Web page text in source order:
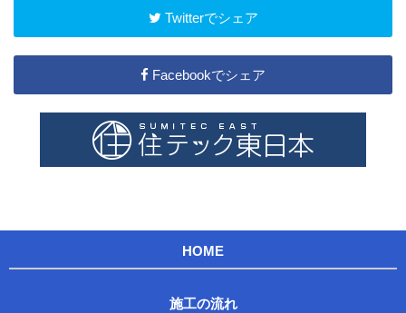
Twitterでシェア
Facebookでシェア
HOME
施工の流れ